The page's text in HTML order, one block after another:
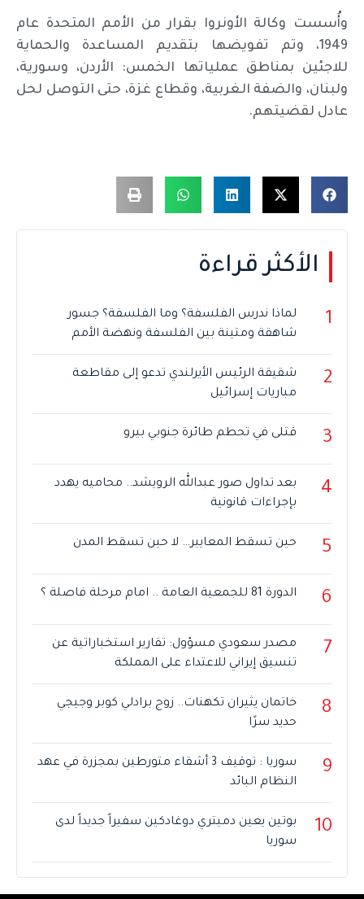
وأُسست وكالة الأونروا بقرار من الأمم المتحدة عام
1949، وتم تفويضها بتقديم المساعدة والحماية
للاجئين بمناطق عملياتها الخمس: الأردن، وسورية،
ولبنان، والضفة الغربية، وقطاع غزة، حتى التوصل لحل
عادل لقضيتهم.
الأكثر قراءة
1
لماذا ندرس الفلسفة؟ وما الفلسفة؟ جسور
شاهقة ومتينة بين الفلسفة ونهضة الأمم
2
شقيقة الرئيس الأيرلندي تدعو إلى مقاطعة
مباريات إسرائيل
3 قتلى في تحطم طائرة جنوبي بيرو
4
بعد تداول صور عبدالله الرويشد.. محاميه يهدد
بإجراءات قانونية
5 حين تسقط المعايير… لا حين تسقط المدن
6 الدورة 81 للجمعية العامة .. امام مرحلة فاصلة ؟
7
مصدر سعودي مسؤول: تقارير استخباراتية عن
تنسيق إيراني للاعتداء على المملكة
8
خاتمان يثيران تكهنات.. زوج برادلي كوبر وجيجي
حديد سرًا
9
سوريا : توقيف 3 أشقاء متورطين بمجزرة في عهد
النظام البائد
10
بوتين يعين دميتري دوغادكين سفيراً جديداً لدى
سوريا